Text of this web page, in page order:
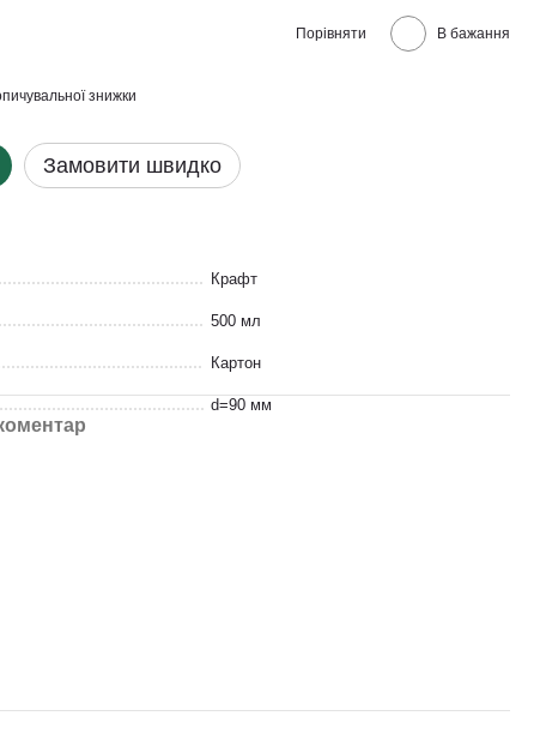
Порівняти В бажання
знижки
Замовити швидко
Крафт
500 мл
Картон
d=90 мм